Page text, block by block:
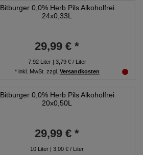
Bitburger 0,0% Herb Pils Alkoholfrei
24x0,33L
29,99 € *
7.92Liter| 3,79 € / Liter
* inkl. MwSt. zzgl. Versandkosten
Bitburger 0,0% Herb Pils Alkoholfrei
20x0,50L
29,99 € *
10 Liter | 3,00 € / Liter